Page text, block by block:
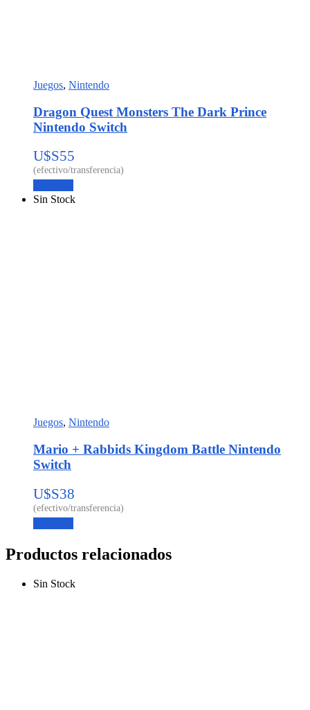
Juegos, Nintendo
Dragon Quest Monsters The Dark Prince
Nintendo Switch
U$S55
Sin Stock
Juegos, Nintendo
Mario + Rabbids Kingdom Battle Nintendo
Switch
U$S38
Productos relacionados
Sin Stock